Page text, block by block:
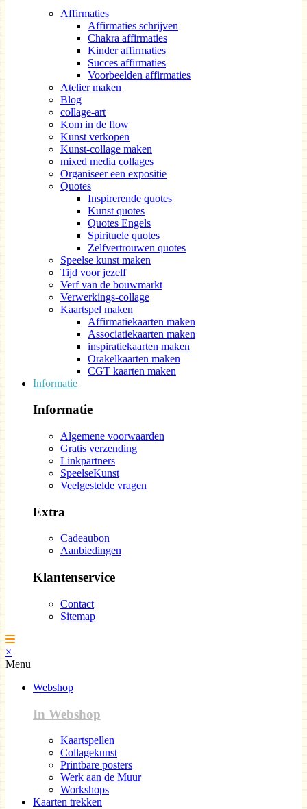
Affirmaties
Affirmaties schrijven
Chakra affirmaties
Kinder affirmaties
Succes affirmaties
Voorbeelden affirmaties
Atelier maken
Blog
collage-art
Kom in de flow
Kunst verkopen
Kunst-collage maken
mixed media collages
Organiseer een expositie
Quotes
Inspirerende quotes
Kunst quotes
Quotes Engels
Spirituele quotes
Zelfvertrouwen quotes
Speelse kunst maken
Tijd voor jezelf
Verf van de bouwmarkt
Verwerkings-collage
Kaartspel maken
Affirmatiekaarten maken
Associatiekaarten maken
inspiratiekaarten maken
Orakelkaarten maken
CGT kaarten maken
Informatie
Informatie
Algemene voorwaarden
Gratis verzending
Linkpartners
SpeelseKunst
Veelgestelde vragen
Extra
Cadeaubon
Aanbiedingen
Klantenservice
Contact
Sitemap
×
Menu
Webshop
In Webshop
Kaartspellen
Collagekunst
Printbare posters
Werk aan de Muur
Workshops
Kaarten trekken